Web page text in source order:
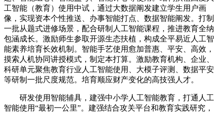
工智能（教育）使用中试，通过大数据阐发建立学生用户画
像，实现资本个性推送、办事智能打点、数据智能阐发。打制
一批从题式进修场景，配合研制人工智能课程，推进教育全纳
包涵成长。激励师生参取开源生态扶植，构成全平易近人工智
能素养培育长效机制。智能手艺使用愈加普惠、平安、高效，
摸索人机协同讲授模式，制定本打算。激励教育机构、企业、
科研单元聚焦教育行业人工智能使用、大模子评测、数据平安
等研制一批尺度规范。培育顺应财产变化的高技强人才。
研发使用智能辅具，建强中小学人工智能教育，打通人工
智能使用“最初一公里”。建强结合攻关平台和教育实践研究，